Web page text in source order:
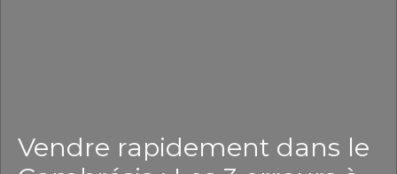
Vendre rapidement dans le